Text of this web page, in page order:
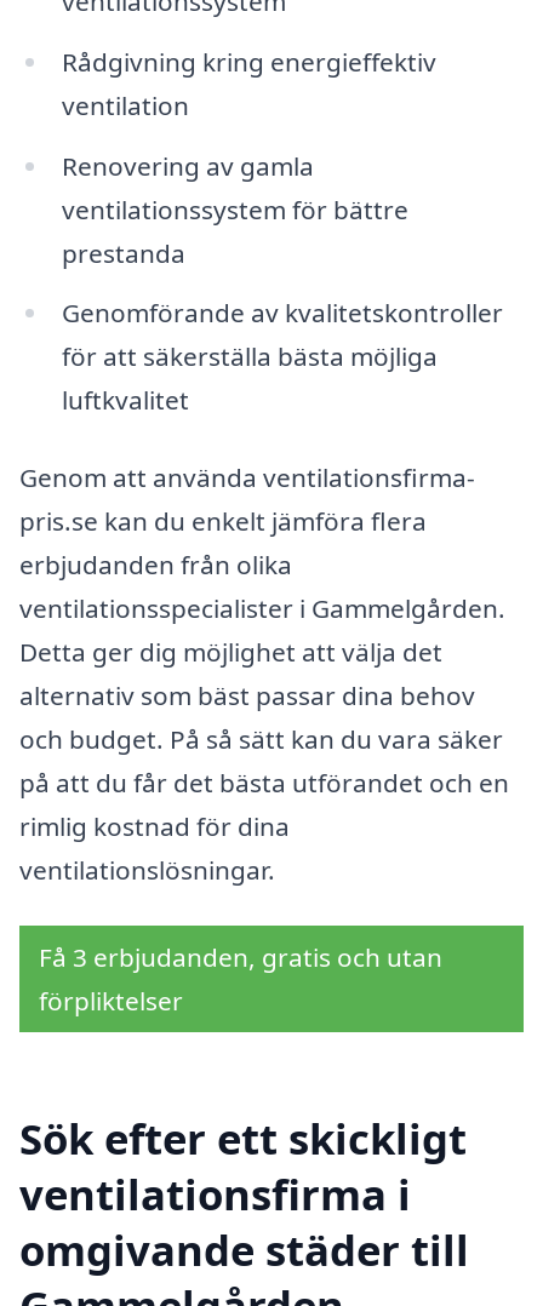
Rådgivning kring energieffektiv
ventilation
Renovering av gamla
ventilationssystem för bättre
prestanda
Genomförande av kvalitetskontroller
för att säkerställa bästa möjliga
luftkvalitet
Genom att använda ventilationsfirma-
pris.se kan du enkelt jämföra flera
erbjudanden från olika
ventilationsspecialister i Gammelgården.
Detta ger dig möjlighet att välja det
alternativ som bäst passar dina behov
och budget. På så sätt kan du vara säker
på att du får det bästa utförandet och en
rimlig kostnad för dina
ventilationslösningar.
Få 3 erbjudanden, gratis och utan
förpliktelser
Sök efter ett skickligt
ventilationsfirma i
omgivande städer till